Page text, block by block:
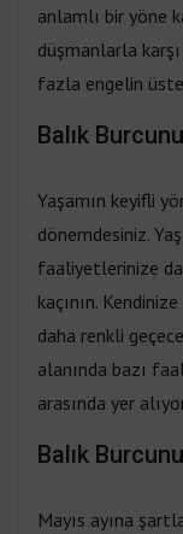
anlamlı bir yöne
düşmanlarla
fazla engelin
Balık
Yaşamın keyifli
dönemdesiniz.
faaliyetlerinize
kaçının.
daha renkli
alanında bazı
arasında yer
Balık
Mayıs ayına